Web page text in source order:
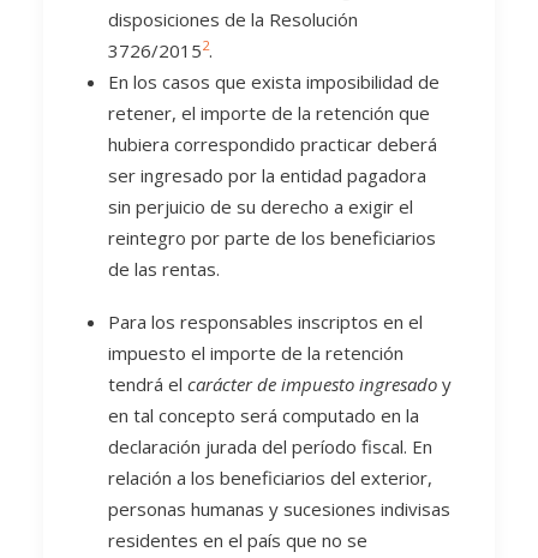
disposiciones de la Resolución
3726/20152.
En los casos que exista imposibilidad de
retener, el importe de la retención que
hubiera correspondido practicar deberá
ser ingresado por la entidad pagadora
sin perjuicio de su derecho a exigir el
reintegro por parte de los beneficiarios
de las rentas.
Para los responsables inscriptos en el
impuesto el importe de la retención
tendrá el carácter de impuesto ingresado y
en tal concepto será computado en la
declaración jurada del período fiscal. En
relación a los beneficiarios del exterior,
personas humanas y sucesiones indivisas
residentes en el país que no se